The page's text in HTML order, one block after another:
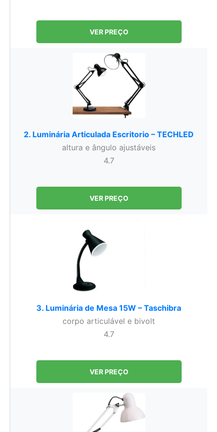
VER PREÇO
2. Luminária Articulada Escritorio – TECHLED
altura e ângulo ajustáveis
4.7
VER PREÇO
3. Luminária de Mesa 15W – Taschibra
corpo articulável e bivolt
4.7
VER PREÇO